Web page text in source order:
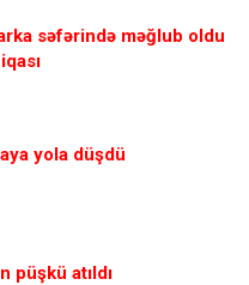
səfərində məğlub oldu
yola düşdü
püşkü atıldı